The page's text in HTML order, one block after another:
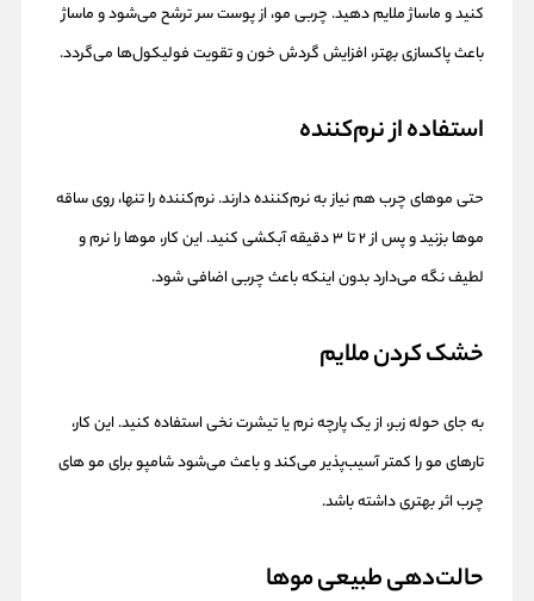
کنید و ماساژ ملایم دهید. چربی مو، از پوست سر ترشح می‌شود و ماساژ
باعث پاکسازی بهتر، افزایش گردش خون و تقویت فولیکول‌ها می‌گردد.
استفاده از نرم‌کننده
حتی موهای چرب هم نیاز به نرم‌کننده دارند. نرم‌کننده را تنها، روی ساقه
موها بزنید و پس از ۲ تا ۳ دقیقه آبکشی کنید. این کار، موها را نرم و
لطیف نگه می‌دارد بدون اینکه باعث چربی اضافی شود.
خشک کردن ملایم
به جای حوله زبر، از یک پارچه نرم یا تیشرت نخی استفاده کنید. این کار،
تارهای مو را کمتر آسیب‌پذیر می‌کند و باعث می‌شود شامپو برای مو های
چرب اثر بهتری داشته باشد.
حالت‌دهی طبیعی موها